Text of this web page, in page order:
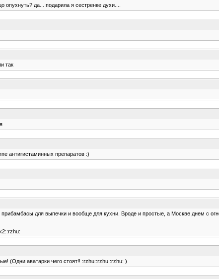
опухнуть? да... подарила я сестренке духи....
так
антигистаминных препаратов :)
для выпечки и вообще для кухни. Вроде и простые, а Москве днем с
(Одни аватарки чего стоят!! :rzhu::rzhu::rzhu: )